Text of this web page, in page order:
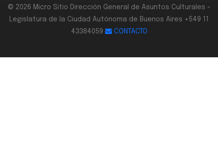
© 2026 Micro Sitio Dirección General de Asuntos Culturales -
Legislatura de la Ciudad Autónoma de Buenos Aires +549 11
43384059
CONTACTO